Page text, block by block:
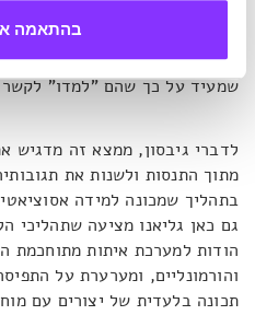
בהתאמה
המאוורר פועל, אך האור כבוי.
הצמחים כיוונו את עצמם
שמעיד על כך שהם "למדו" לקשר
לדברי גיבסון, ממצא זה מדגיש
מתוך התנסות ולשנות את
בתהליך שמכונה למידה
גם כאן גליאנו מציעה שתהליכי
הודות למערכת איתות מתוחכמת
והורמונליים, ומערערת על
תכונה בלעדית של יצורים עם